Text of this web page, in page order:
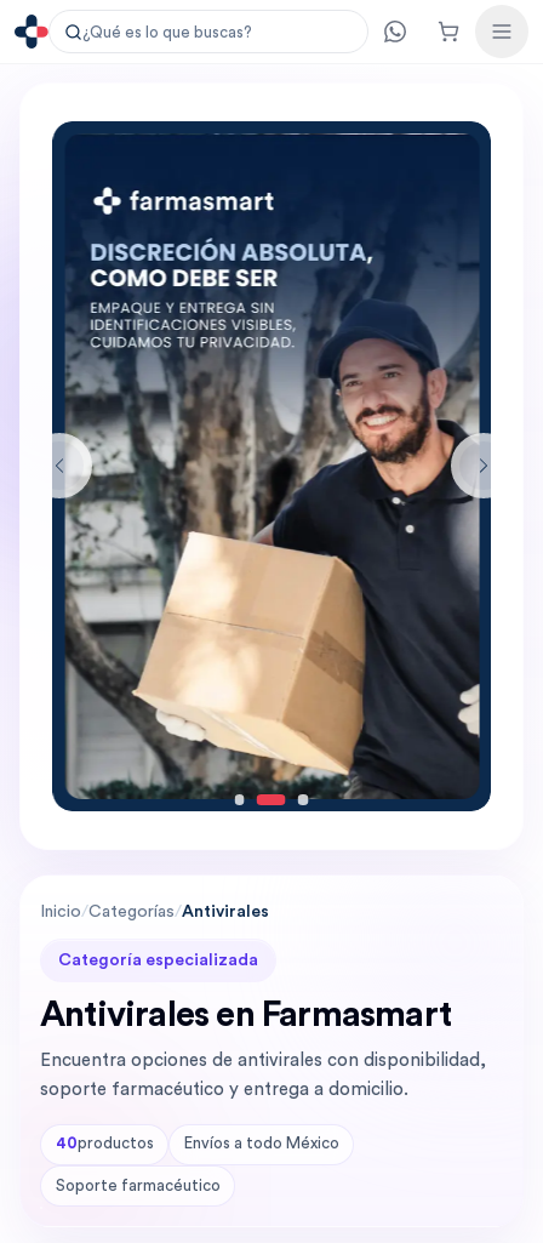
¿Qué es lo que buscas?
Inicio/Categorías/Antivirales
Categoría especializada
Antivirales en Farmasmart
Encuentra opciones de antivirales con disponibilidad,
soporte farmacéutico y entrega a domicilio.
40productos Envíos a todo México
Soporte farmacéutico